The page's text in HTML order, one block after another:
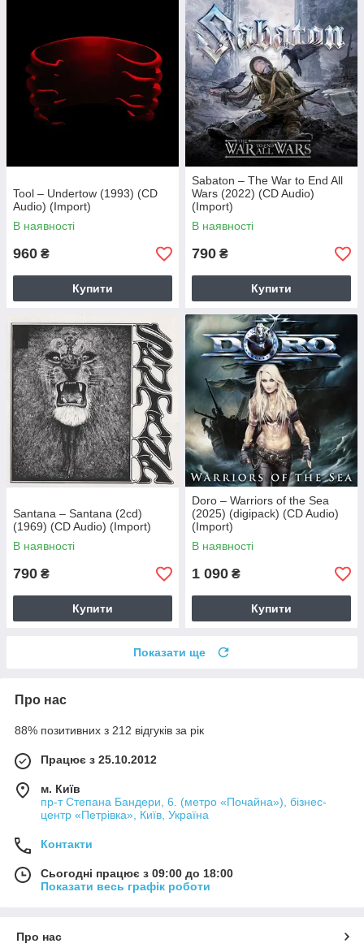
Tool – Undertow (1993) (CD
Audio) (Import)
В наявності
960 ₴
Купити
Sabaton – The War to End All
Wars (2022) (CD Audio)
(Import)
В наявності
790 ₴
Купити
Santana – Santana (2cd)
(1969) (CD Audio) (Import)
В наявності
790 ₴
Купити
Doro – Warriors of the Sea
(2025) (digipack) (CD Audio)
(Import)
В наявності
1 090 ₴
Купити
Показати ще
Про нас
88% позитивних з 212 відгуків за рік
Працює з 25.10.2012
м. Київ
пр-т Степана Бандери, 6. (метро «Почайна»), бізнес-
центр «Петрівка», Київ, Україна
Контакти
Сьогодні працює з 09:00 до 18:00
Показати весь графік роботи
Про нас